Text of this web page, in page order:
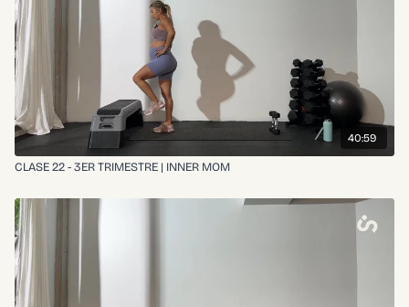
40:59
CLASE 22 - 3ER TRIMESTRE | INNER MOM